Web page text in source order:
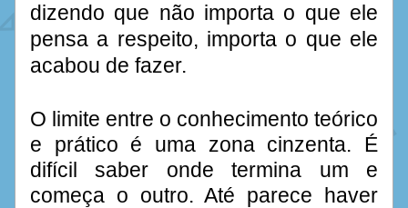
dizendo que não importa o que ele
pensa a respeito, importa o que ele
acabou de fazer.
O limite entre o conhecimento teórico
e prático é uma zona cinzenta. É
difícil saber onde termina um e
começa o outro. Até parece haver